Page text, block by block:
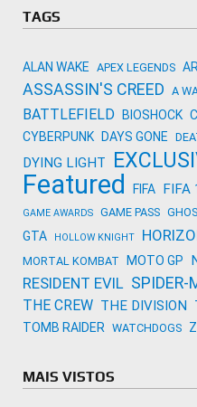
TAGS
ALAN WAKE APEX LEGENDS
ASSASSIN'S CREED A
BATTLEFIELD BIOSHOCK
CYBERPUNK DAYS GONE
DYING LIGHT
Featured FIFA FIFA
GAME AWARDS GAME PASS
GTA HOLLOW KNIGHT
MORTAL KOMBAT MOTO GP
RESIDENT EVIL SPIDER-
THE CREW THE DIVISION
TOMB RAIDER WATCHDOGS
MAIS VISTOS